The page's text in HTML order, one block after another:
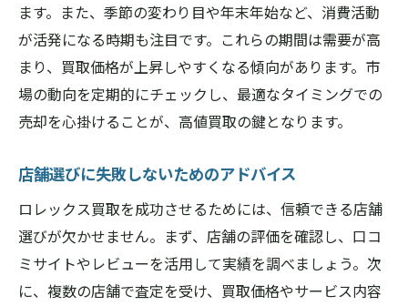
ます。また、季節の変わり目や年末年始など、消費活動
が活発になる時期も注目です。これらの期間は需要が高
まり、買取価格が上昇しやすくなる傾向があります。市
場の動向を定期的にチェックし、最適なタイミングでの
売却を心掛けることが、高値買取の鍵となります。
店舗選びに失敗しないためのアドバイス
ロレックス買取を成功させるためには、信頼できる店舗
選びが欠かせません。まず、店舗の評価を確認し、口コ
ミサイトやレビューを活用して実績を調べましょう。次
に、複数の店舗で査定を受け、買取価格やサービス内容